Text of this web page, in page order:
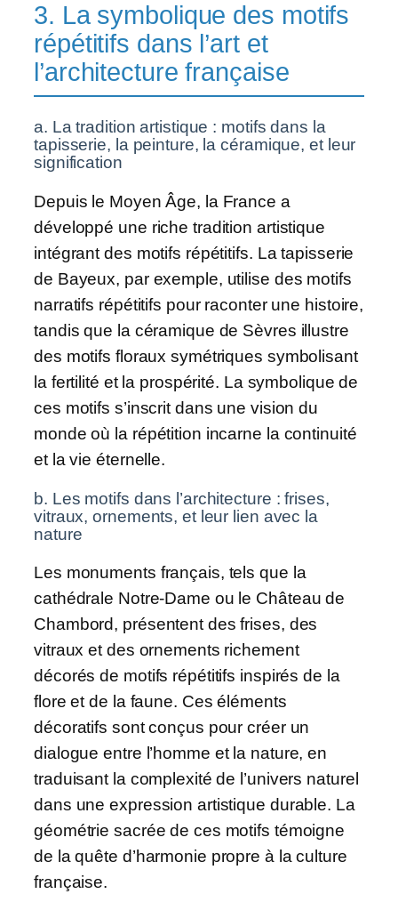
3. La symbolique des motifs
répétitifs dans l’art et
l’architecture française
a. La tradition artistique : motifs dans la
tapisserie, la peinture, la céramique, et leur
signification
Depuis le Moyen Âge, la France a
développé une riche tradition artistique
intégrant des motifs répétitifs. La tapisserie
de Bayeux, par exemple, utilise des motifs
narratifs répétitifs pour raconter une histoire,
tandis que la céramique de Sèvres illustre
des motifs floraux symétriques symbolisant
la fertilité et la prospérité. La symbolique de
ces motifs s’inscrit dans une vision du
monde où la répétition incarne la continuité
et la vie éternelle.
b. Les motifs dans l’architecture : frises,
vitraux, ornements, et leur lien avec la
nature
Les monuments français, tels que la
cathédrale Notre-Dame ou le Château de
Chambord, présentent des frises, des
vitraux et des ornements richement
décorés de motifs répétitifs inspirés de la
flore et de la faune. Ces éléments
décoratifs sont conçus pour créer un
dialogue entre l’homme et la nature, en
traduisant la complexité de l’univers naturel
dans une expression artistique durable. La
géométrie sacrée de ces motifs témoigne
de la quête d’harmonie propre à la culture
française.